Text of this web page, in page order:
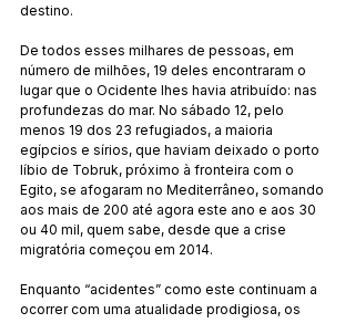
destino.
De todos esses milhares de pessoas, em
número de milhões, 19 deles encontraram o
lugar que o Ocidente lhes havia atribuído: nas
profundezas do mar. No sábado 12, pelo
menos 19 dos 23 refugiados, a maioria
egípcios e sírios, que haviam deixado o porto
líbio de Tobruk, próximo à fronteira com o
Egito, se afogaram no Mediterrâneo, somando
aos mais de 200 até agora este ano e aos 30
ou 40 mil, quem sabe, desde que a crise
migratória começou em 2014.
Enquanto “acidentes” como este continuam a
ocorrer com uma atualidade prodigiosa, os